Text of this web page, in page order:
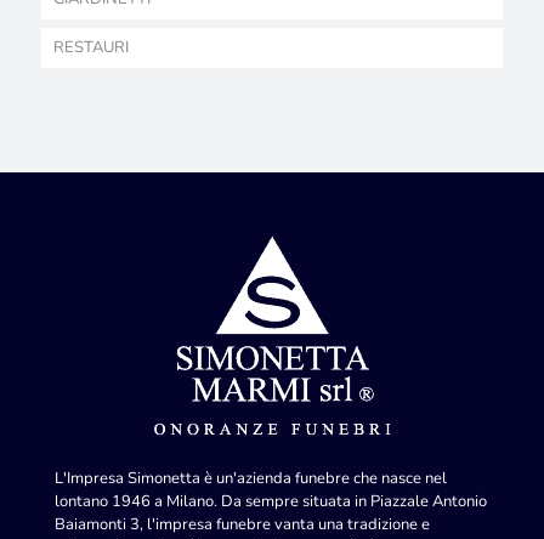
RESTAURI
L'Impresa Simonetta è un'azienda funebre che nasce nel
lontano 1946 a Milano. Da sempre situata in Piazzale Antonio
Baiamonti 3, l'impresa funebre vanta una tradizione e